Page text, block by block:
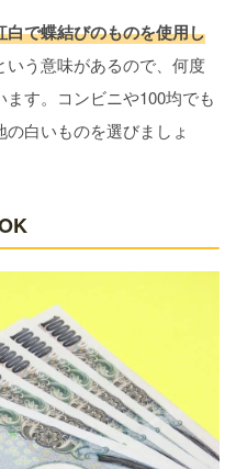
で蝶結びのものを使用し
いう意味があるので、何度
す。コンビニや100均でも
白いものを選びましょ